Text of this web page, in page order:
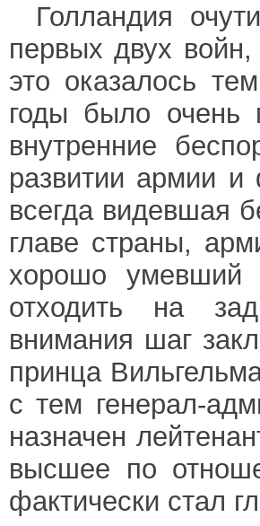
Голландия
первых двух
это оказалось
годы было очень
внутренние
развитии армии
всегда видевшая
главе страны,
хорошо умевший
отходить на
внимания шаг
принца
с тем генерал-
назначен
высшее по
фактически стал